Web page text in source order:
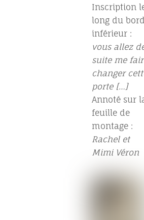
Inscription
long du
inférieur :
vous allez
suite me
changer
porte […]
Annoté sur
feuille de
montage :
Rachel et
Mimi Véron